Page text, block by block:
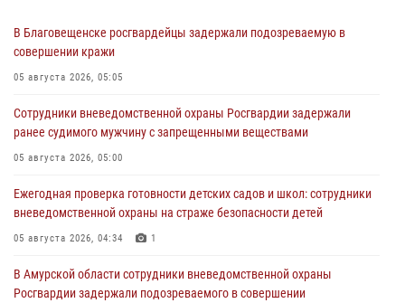
В Благовещенске росгвардейцы задержали подозреваемую в
совершении кражи
05 августа 2026, 05:05
Сотрудники вневедомственной охраны Росгвардии задержали
ранее судимого мужчину с запрещенными веществами
05 августа 2026, 05:00
Ежегодная проверка готовности детских садов и школ: сотрудники
вневедомственной охраны на страже безопасности детей
05 августа 2026, 04:34 1
В Амурской области сотрудники вневедомственной охраны
Росгвардии задержали подозреваемого в совершении